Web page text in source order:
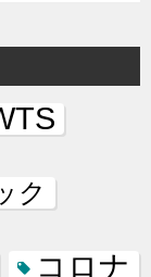
ク
コロナ